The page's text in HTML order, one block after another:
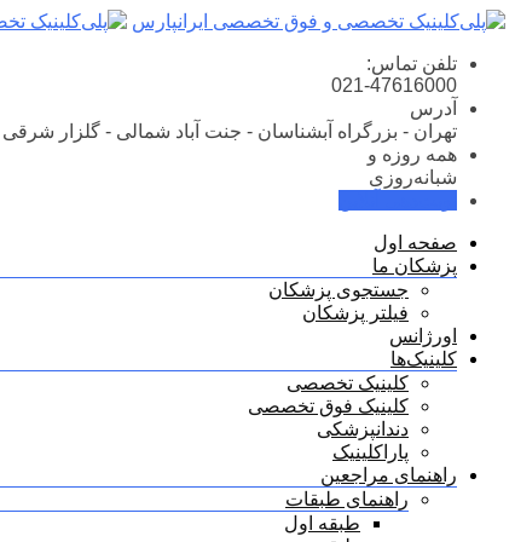
Skip
contentتلفن تماس:
021-47616000
آدرس
تهران - بزرگراه آبشناسان - جنت آباد شمالی - گلزار شرقی
همه روزه و
شبانه‌روزی
صفحه اول
پزشکان ما
جستجوی پزشکان
فیلتر پزشکان
اورژانس
کلینیک‌ها
کلینیک تخصصی
کلینیک فوق تخصصی
دندانپزشکی
پاراکلینیک
راهنمای مراجعین
راهنمای طبقات
طبقه اول